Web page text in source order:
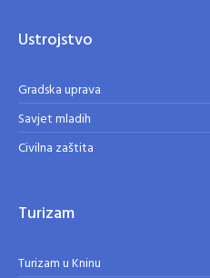
Ustrojstvo
Gradska uprava
Savjet mladih
Civilna zaštita
Turizam
Turizam u Kninu